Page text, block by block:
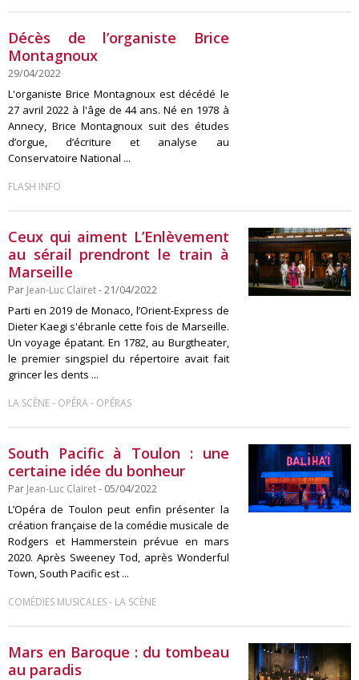
Décès de l’organiste Brice
Montagnoux
29/04/2022
L'organiste Brice Montagnoux est décédé le
27 avril 2022 à l'âge de 44 ans. Né en 1978 à
Annecy, Brice Montagnoux suit des études
d’orgue, d’écriture et analyse au
Conservatoire National ...
FLASH INFO
Ceux qui aiment L’Enlèvement
au sérail prendront le train à
Marseille
Par Jean-Luc Clairet- 21/04/2022
Parti en 2019 de Monaco, l’Orient-Express de
Dieter Kaegi s'ébranle cette fois de Marseille.
Un voyage épatant. En 1782, au Burgtheater,
le premier singspiel du répertoire avait fait
grincer les dents ...
LA SCÈNE- OPÉRA- OPÉRAS
South Pacific à Toulon : une
certaine idée du bonheur
Par Jean-Luc Clairet- 05/04/2022
L’Opéra de Toulon peut enfin présenter la
création française de la comédie musicale de
Rodgers et Hammerstein prévue en mars
2020. Après Sweeney Tod, après Wonderful
Town, South Pacific est ...
COMÉDIES MUSICALES- LA SCÈNE
Mars en Baroque : du tombeau
au paradis